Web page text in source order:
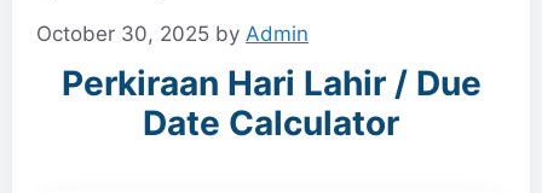
October 30, 2025 by Admin
Perkiraan Hari Lahir / Due
Date Calculator